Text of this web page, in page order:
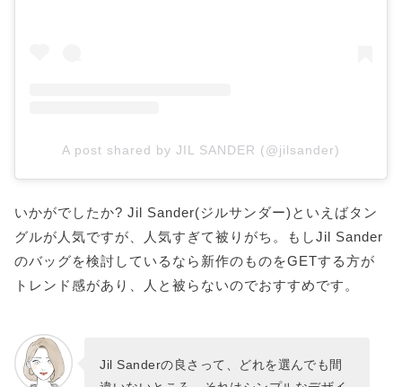
A post shared by JIL SANDER (@jilsander)
いかがでしたか? Jil Sander(ジルサンダー)といえばタン
グルが人気ですが、人気すぎて被りがち。もしJil Sander
のバッグを検討しているなら新作のものをGETする方が
トレンド感があり、人と被らないのでおすすめです。
Jil Sanderの良さって、どれを選んでも間